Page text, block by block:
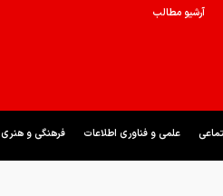
آرشیو مطالب
علمی و فناوری اطلاعات فرهنگی و هنری